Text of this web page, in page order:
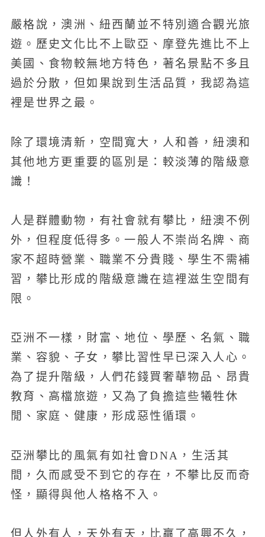
嚴格說，澳洲、紐西蘭並不特別適合觀光旅
遊。歷史文化比不上歐亞、摩登先進比不上
美國、食物較無地方特色，著名景點不多且
過於分散，但如果說到生活品質，我認為這
裡是世界之最。
除了環境清新，空間寬大，人和善，紐澳和
其他地方更重要的區別是：較淡薄的階級意
識！
人是群體動物，有社會就有攀比，紐澳不例
外，但程度低得多。一般人不崇尚名牌、商
家不超時營業、職業不分貴賤、學生不需補
習，攀比形成的階級意識在這裡滋生空間有
限。
亞洲不一樣，財富、地位、學歷、名氣、職
業、容貌、子女，攀比習性早已深入人心。
為了提升階級，人們花錢買奢華物品、昂貴
教育、高檔旅遊，又為了負擔這些犧牲休
閒、家庭、健康，形成惡性循環。
亞洲攀比的風氣有如社會DNA，生活其
間，久而感受不到它的存在，不攀比反而奇
怪，顯得與他人格格不入。
但人外有人，天外有天，比贏了高興不久，